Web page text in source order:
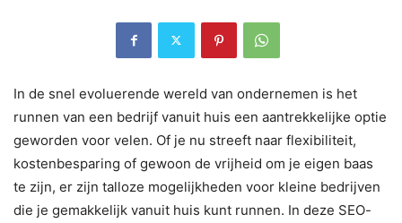
In de snel evoluerende wereld van ondernemen is het
runnen van een bedrijf vanuit huis een aantrekkelijke optie
geworden voor velen. Of je nu streeft naar flexibiliteit,
kostenbesparing of gewoon de vrijheid om je eigen baas
te zijn, er zijn talloze mogelijkheden voor kleine bedrijven
die je gemakkelijk vanuit huis kunt runnen. In deze SEO-